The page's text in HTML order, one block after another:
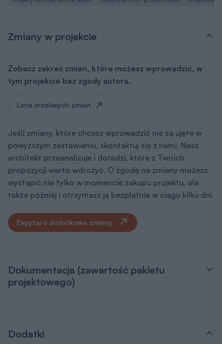
Zmiany w projekcie
Zobacz zakres zmian, które możesz wprowadzić, w
tym projekcie bez zgody autora.
Lista możliwych zmian
Jeśli zmiany, które chcesz wprowadzić nie są ujęte w
powyższym zestawieniu, skontaktuj się z nami. Nasz
architekt przeanalizuje i doradzi, które z Twoich
propozycji warto wdrożyć. O zgodę na zmiany możesz
wystąpić nie tylko w momencie zakupu projektu, ale
także później i otrzymasz ją bezpłatnie w ciągu kilku dni.
Zapytaj o dodatkowe zmiany
Dokumentacja (zawartość pakietu
projektowego)
Dodatki